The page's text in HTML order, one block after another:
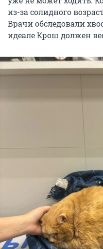
из-за солидного
Врачи обследовали
идеале Крош должен